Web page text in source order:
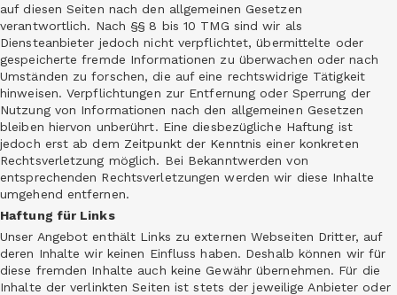
auf diesen Seiten nach den allgemeinen Gesetzen
verantwortlich. Nach §§ 8 bis 10 TMG sind wir als
Diensteanbieter jedoch nicht verpflichtet, übermittelte oder
gespeicherte fremde Informationen zu überwachen oder nach
Umständen zu forschen, die auf eine rechtswidrige Tätigkeit
hinweisen. Verpflichtungen zur Entfernung oder Sperrung der
Nutzung von Informationen nach den allgemeinen Gesetzen
bleiben hiervon unberührt. Eine diesbezügliche Haftung ist
jedoch erst ab dem Zeitpunkt der Kenntnis einer konkreten
Rechtsverletzung möglich. Bei Bekanntwerden von
entsprechenden Rechtsverletzungen werden wir diese Inhalte
umgehend entfernen.
Haftung für Links
Unser Angebot enthält Links zu externen Webseiten Dritter, auf
deren Inhalte wir keinen Einfluss haben. Deshalb können wir für
diese fremden Inhalte auch keine Gewähr übernehmen. Für die
Inhalte der verlinkten Seiten ist stets der jeweilige Anbieter oder